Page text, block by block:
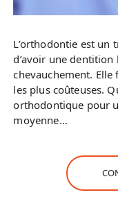
L’orthodontie est
d’avoir une dentition
chevauchement.
les plus coûteuses.
orthodontique pour
moyenne…